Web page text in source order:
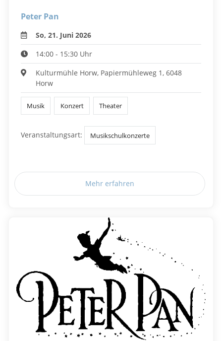
Peter Pan
So, 21. Juni 2026
14:00 - 15:30 Uhr
Kulturmühle Horw, Papiermühleweg 1, 6048
Horw
Musik Konzert Theater
Veranstaltungsart: Musikschulkonzerte
Mehr erfahren